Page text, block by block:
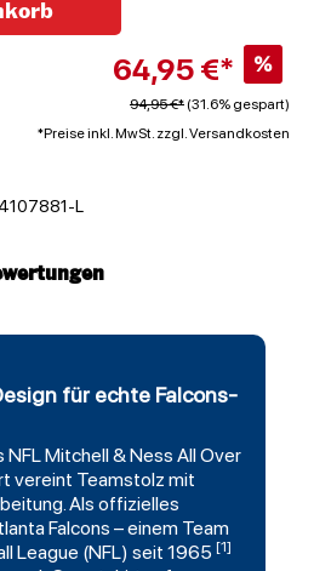
64,95 €* %
94,95 €* (31.6% gespart)
*Preise inkl. MwSt. zzgl. Versandkosten
L
für echte Falcons-
NFLMitchell& Ness All Over
vereint Teamstolz mit
Als offizielles
Falcons – einem Team
League (NFL) seit 1965 [1]